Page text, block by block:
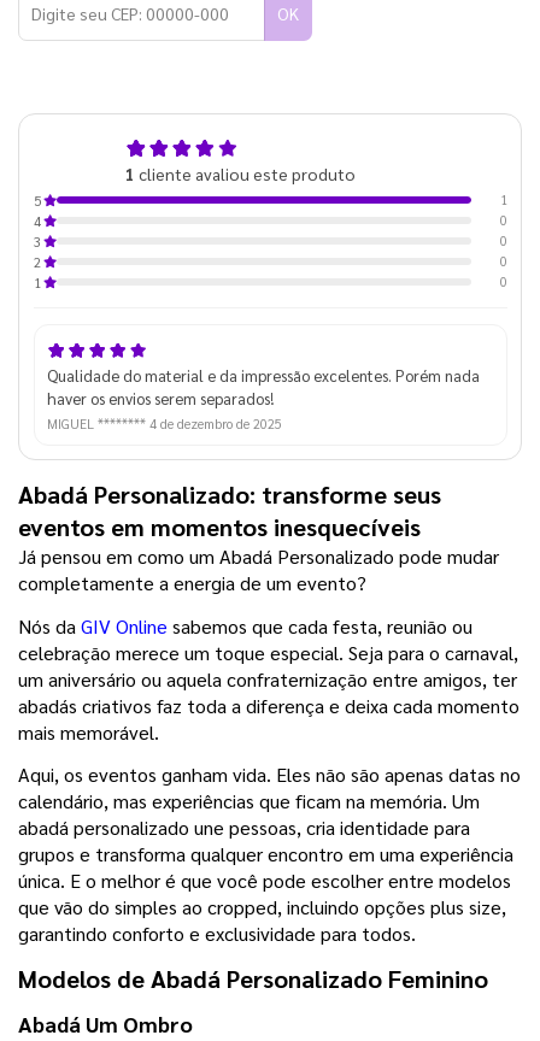
OK
1 cliente avaliou este produto
5
1
4
0
3
0
2
0
1
0
Qualidade do material e da impressão excelentes. Porém nada
haver os envios serem separados!
MIGUEL ******** 4 de dezembro de 2025
Abadá Personalizado: transforme seus
eventos em momentos inesquecíveis
Já pensou em como um Abadá Personalizado pode mudar
completamente a energia de um evento?
Nós da GIV Online sabemos que cada festa, reunião ou
celebração merece um toque especial. Seja para o carnaval,
um aniversário ou aquela confraternização entre amigos, ter
abadás criativos faz toda a diferença e deixa cada momento
mais memorável.
Aqui, os eventos ganham vida. Eles não são apenas datas no
calendário, mas experiências que ficam na memória. Um
abadá personalizado une pessoas, cria identidade para
grupos e transforma qualquer encontro em uma experiência
única. E o melhor é que você pode escolher entre modelos
que vão do simples ao cropped, incluindo opções plus size,
garantindo conforto e exclusividade para todos.
Modelos de Abadá Personalizado Feminino
Abadá Um Ombro